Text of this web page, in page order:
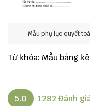
Mẫu phụ lục quyết
Từ khóa: Mẫu bảng
5.0 1282 Đánh